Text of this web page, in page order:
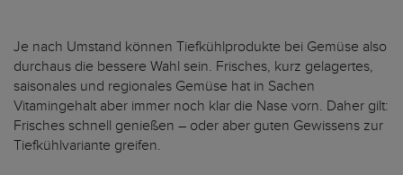
Je nach Umstand können Tiefkühlprodukte bei Gemüse also
durchaus die bessere Wahl sein. Frisches, kurz gelagertes,
saisonales und regionales Gemüse hat in Sachen
Vitamingehalt aber immer noch klar die Nase vorn. Daher gilt:
Frisches schnell genießen – oder aber guten Gewissens zur
Tiefkühlvariante greifen.